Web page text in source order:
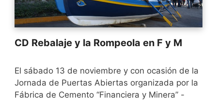
CD Rebalaje y la Rompeola en F y M
El sábado 13 de noviembre y con ocasión de la
Jornada de Puertas Abiertas organizada por la
Fábrica de Cemento “Financiera y Minera” -